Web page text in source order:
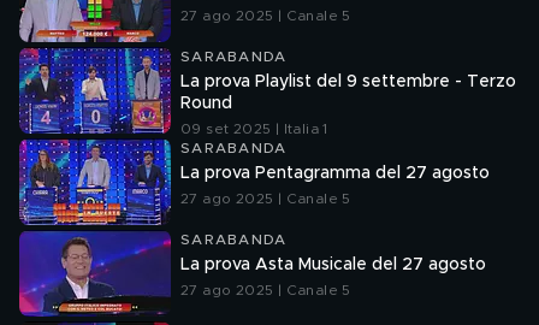
27 ago 2025 | Canale 5
SARABANDA
La prova Playlist del 9 settembre - Terzo
Round
09 set 2025 | Italia 1
SARABANDA
La prova Pentagramma del 27 agosto
27 ago 2025 | Canale 5
SARABANDA
La prova Asta Musicale del 27 agosto
27 ago 2025 | Canale 5